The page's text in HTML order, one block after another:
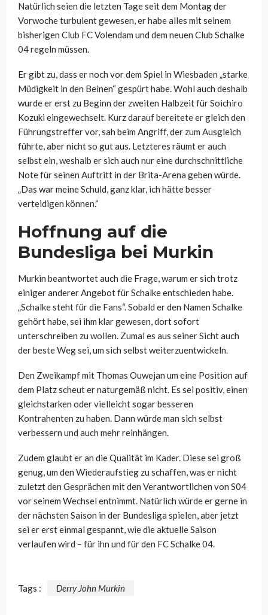
Natürlich seien die letzten Tage seit dem Montag der
Vorwoche turbulent gewesen, er habe alles mit seinem
bisherigen Club FC Volendam und dem neuen Club Schalke
04 regeln müssen.
Er gibt zu, dass er noch vor dem Spiel in Wiesbaden „starke
Müdigkeit in den Beinen“ gespürt habe. Wohl auch deshalb
wurde er erst zu Beginn der zweiten Halbzeit für Soichiro
Kozuki eingewechselt. Kurz darauf bereitete er gleich den
Führungstreffer vor, sah beim Angriff, der zum Ausgleich
führte, aber nicht so gut aus. Letzteres räumt er auch
selbst ein, weshalb er sich auch nur eine durchschnittliche
Note für seinen Auftritt in der Brita-Arena geben würde.
„Das war meine Schuld, ganz klar, ich hätte besser
verteidigen können.“
Hoffnung auf die
Bundesliga bei Murkin
Murkin beantwortet auch die Frage, warum er sich trotz
einiger anderer Angebot für Schalke entschieden habe.
„Schalke steht für die Fans“. Sobald er den Namen Schalke
gehört habe, sei ihm klar gewesen, dort sofort
unterschreiben zu wollen. Zumal es aus seiner Sicht auch
der beste Weg sei, um sich selbst weiterzuentwickeln.
Den Zweikampf mit Thomas Ouwejan um eine Position auf
dem Platz scheut er naturgemäß nicht. Es sei positiv, einen
gleichstarken oder vielleicht sogar besseren
Kontrahenten zu haben. Dann würde man sich selbst
verbessern und auch mehr reinhängen.
Zudem glaubt er an die Qualität im Kader. Diese sei groß
genug, um den Wiederaufstieg zu schaffen, was er nicht
zuletzt den Gesprächen mit den Verantwortlichen von S04
vor seinem Wechsel entnimmt. Natürlich würde er gerne in
der nächsten Saison in der Bundesliga spielen, aber jetzt
sei er erst einmal gespannt, wie die aktuelle Saison
verlaufen wird – für ihn und für den FC Schalke 04.
Tags : Derry John Murkin